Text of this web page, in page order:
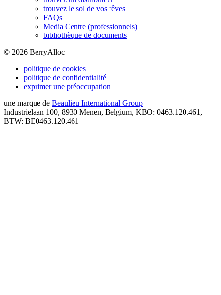
trouvez le sol de vos rêves
FAQs
Media Centre (professionnels)
bibliothèque de documents
© 2026 BerryAlloc
politique de cookies
politique de confidentialité
exprimer une préoccupation
une marque de Beaulieu International Group
Industrielaan 100, 8930 Menen, Belgium, KBO: 0463.120.461,
BTW: BE0463.120.461